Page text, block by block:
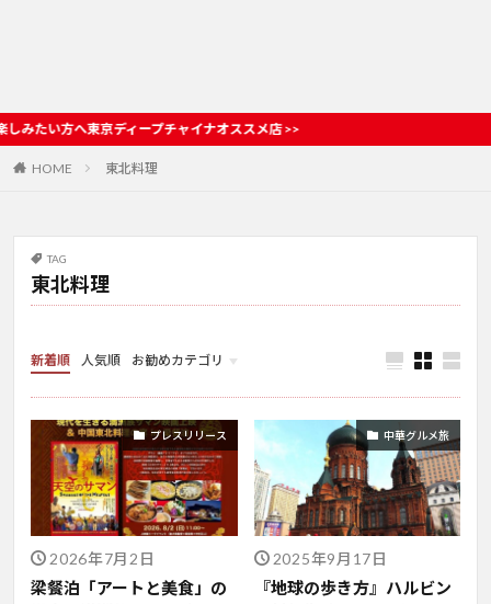
京ディープチャイナオススメ店 >>
HOME 東北料理
TAG
東北料理
新着順 人気順 お勧めカテゴリ
お店情報
プレスリリース
2026年7月2日
梁餐泊「アートと美食」の
中華グルメ旅
2025年9月17日
『地球の歩き方』ハルビン